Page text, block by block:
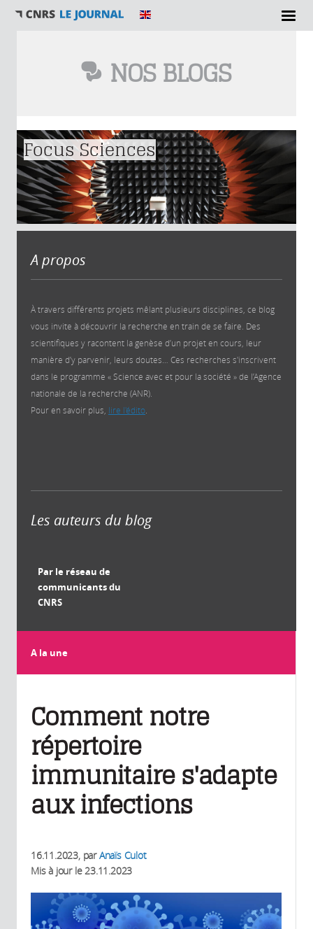
NOS BLOGS
Vous êtes ici
Focus Sciences
A propos
À travers différents projets mêlant plusieurs disciplines, ce blog
vous invite à découvrir la recherche en train de se faire. Des
scientifiques y racontent la genèse d’un projet en cours, leur
manière d’y parvenir, leurs doutes… Ces recherches s'inscrivent
dans le programme « Science avec et pour la société » de l’Agence
nationale de la recherche (ANR).
Pour en savoir plus, lire l'édito
Les auteurs du blog
Par le réseau de
communicants du
CNRS
A la une
Comment notre
répertoire
immunitaire s'adapte
aux infections
16.11.2023, parAnaïs Culot
Mis à jour le 23.11.2023